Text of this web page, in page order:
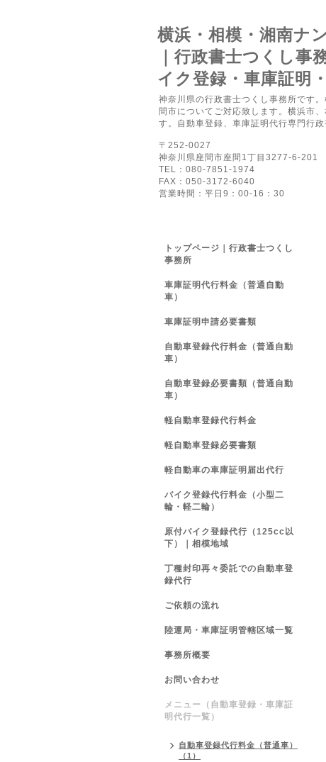
横浜・相模・湘南ナ
｜行政書士つくし事
イク登録・車庫証明
神奈川県の行政書士つくし事務所です
間市についてご対応致します。横浜市
す。自動車登録、車庫証明代行専門行政
〒252-0027
神奈川県座間市座間1丁目3277-6-201
TEL：080-7851-1974
FAX：050-3172-6040
営業時間：平日9：00-16：30
トップページ｜行政書士つくし
事務所
車庫証明代行料金（普通自動
車）
車庫証明申請必要書類
自動車登録代行料金（普通自動
車）
自動車登録必要書類（普通自動
車）
軽自動車登録代行料金
軽自動車登録必要書類
軽自動車の車庫証明届出代行
バイク登録代行料金（小型二
輪・軽二輪）
原付バイク登録代行（125cc以
下）｜相模地域
丁種封印再々委託での自動車登
録代行
ご依頼の流れ
陸運局・車庫証明管轄区域一覧
事務所概要
お問い合わせ
メニュー（自動車登録・車庫証
明代行一覧）
自動車登録代行料金（普通車）
（1）